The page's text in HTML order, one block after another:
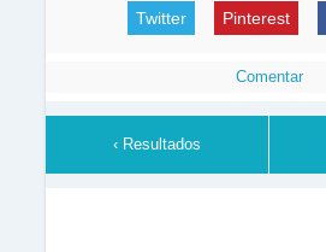
Twitter Pinterest
Comentar
‹ Resultados